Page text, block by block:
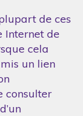
de ces
Internet de
cela
un lien
consulter